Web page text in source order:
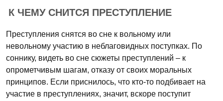
К ЧЕМУ СНИТСЯ ПРЕСТУПЛЕНИЕ
Преступления снятся во сне к вольному или
невольному участию в неблаговидных поступках. По
соннику, видеть во сне сюжеты преступлений – к
опрометчивым шагам, отказу от своих моральных
принципов. Если приснилось, что кто-то подбивает на
участие в преступлениях, значит, вскоре поступит